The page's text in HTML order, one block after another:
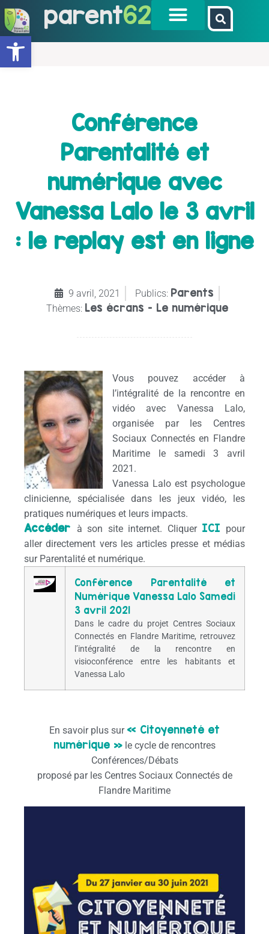
Ouvrir la barre d’outils
parent62
Conférence
Parentalité et
numérique avec
Vanessa Lalo le 3 avril
: le replay est en ligne
9 avril, 2021 Publics: Parents
Thèmes: Les écrans - Le numérique
Vous pouvez accéder à
l’intégralité de la rencontre en
vidéo avec Vanessa Lalo,
organisée par les Centres
Sociaux Connectés en Flandre
Maritime le samedi 3 avril
2021.
Vanessa Lalo est psychologue
clinicienne, spécialisée dans les jeux vidéo, les
pratiques numériques et leurs impacts.
Accéder à son site internet. Cliquer ICI pour
aller directement vers les articles presse et médias
sur Parentalité et numérique.
Conférence Parentalité et
Numérique Vanessa Lalo Samedi
3 avril 2021
Dans le cadre du projet Centres Sociaux
Connectés en Flandre Maritime, retrouvez
l’intégralité de la rencontre en
visioconférence entre les habitants et
Vanessa Lalo
En savoir plus sur « Citoyenneté et
numérique » le cycle de rencontres
Conférences/Débats
proposé par les Centres Sociaux Connectés de
Flandre Maritime